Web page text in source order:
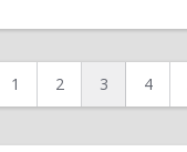
1 2 3 4